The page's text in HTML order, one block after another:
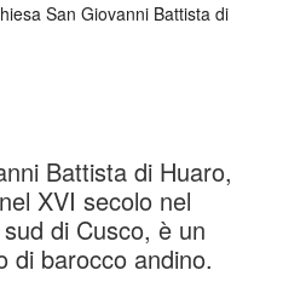
San Giovanni Battista di
Battista di Huaro,
XVI secolo nel
di Cusco, è un
di barocco andino.